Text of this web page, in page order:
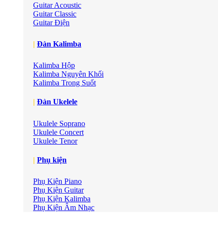
Guitar Acoustic
Guitar Classic
Guitar Điện
| Đàn Kalimba
Kalimba Hộp
Kalimba Nguyên Khối
Kalimba Trong Suốt
Đàn Ukelele
Ukulele Soprano
Ukulele Concert
Ukulele Tenor
| Phụ kiện
Phụ Kiện Piano
Phụ Kiện Guitar
Phụ Kiện Kalimba
Phụ Kiện Âm Nhạc